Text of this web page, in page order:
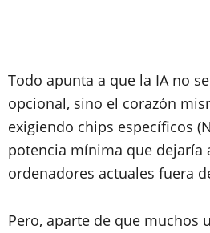
Todo apunta a que la IA no
opcional, sino el corazón
exigiendo chips específicos
potencia mínima que dejaría
ordenadores actuales fuera
Pero, aparte de que muchos